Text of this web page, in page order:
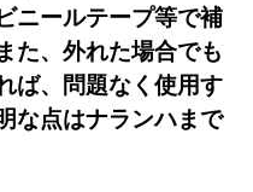
ニールテープ等で補
た、外れた場合でも
ば、問題なく使用す
な点はナランハまで